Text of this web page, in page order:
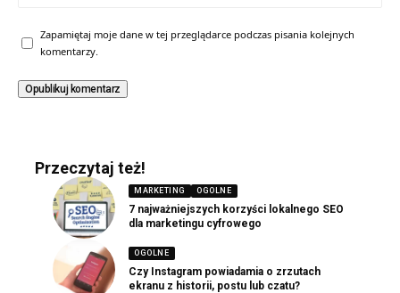
Zapamiętaj moje dane w tej przeglądarce podczas pisania kolejnych
komentarzy.
Przeczytaj też!
MARKETING OGOLNE
7 najważniejszych korzyści lokalnego SEO
dla marketingu cyfrowego
OGOLNE
Czy Instagram powiadamia o zrzutach
ekranu z historii, postu lub czatu?